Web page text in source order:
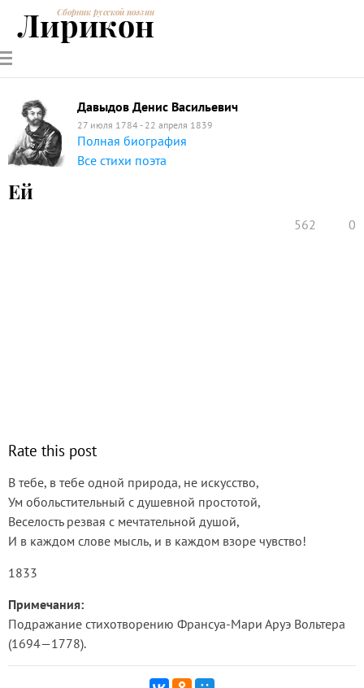
РУССКИЕ
ПОЭТЫ
СОВРЕМЕННИКИЭНЦИКЛОПЕДИЯ
ПОЭЗИИ
Сборник русской поэзии
Лирикон
Давыдов Денис Васильевич
27 июля 1784 - 22 апреля 1839
Полная биография
Все стихи поэта
Ей
562 0
Rate this post
В тебе, в тебе одной природа, не искусство,
Ум обольстительный с душевной простотой,
Веселость резвая с мечтательной душой,
И в каждом слове мысль, и в каждом взоре чувство!
1833
Примечания:
Подражание стихотворению Франсуа-Мари Аруэ Вольтера
(1694—1778).